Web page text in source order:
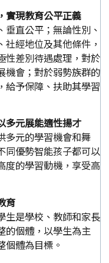
實現教育公平正義
直公平；無論性別、
經地位及其他條件，
性差別待遇處理，對於
機會；對於弱勢族群的
給予保障、扶助其學習
多元展能適性揚才
多元的學習機會和舞
同優勢智能孩子都可以
度的學習動機，享受高
育
生是學校、教師和家長
的個體，以學生為主
個體為目標。